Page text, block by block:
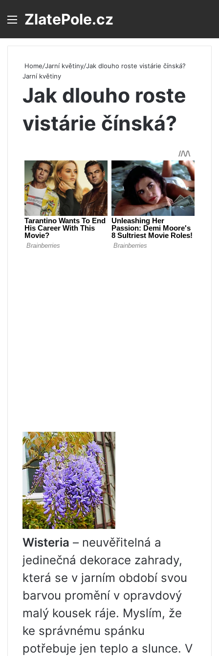
Menu
ZlatePole.cz
Home/Jarní květiny/Jak dlouho roste vistárie čínská?
Jarní květiny
Jak dlouho roste
vistárie čínská?
Wisteria – neuvěřitelná a
jedinečná dekorace zahrady,
která se v jarním období svou
barvou promění v opravdový
malý kousek ráje. Myslím, že
ke správnému spánku
potřebuje jen teplo a slunce. V